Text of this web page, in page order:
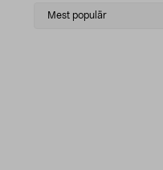
Select
Mest populär